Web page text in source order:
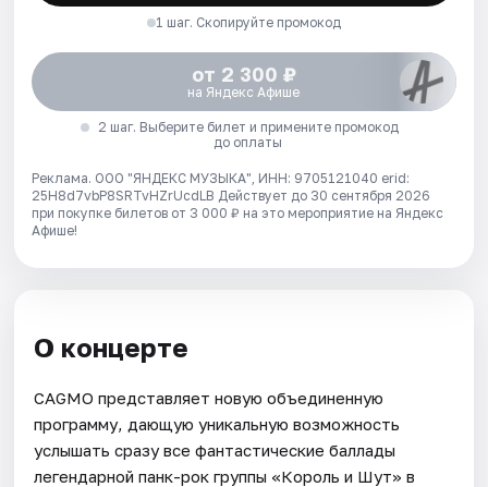
1 шаг. Скопируйте промокод
от 2 300 ₽
на Яндекс Афише
2 шаг. Выберите билет и примените промокод
до оплаты
Реклама. ООО "ЯНДЕКС МУЗЫКА", ИНН: 9705121040 erid:
25H8d7vbP8SRTvHZrUcdLB Действует до 30 сентября 2026
при покупке билетов от 3 000 ₽ на это мероприятие на Яндекс
Афише!
О концерте
CAGMO представляет новую объединенную
программу, дающую уникальную возможность
услышать сразу все фантастические баллады
легендарной панк-рок группы «Король и Шут» в